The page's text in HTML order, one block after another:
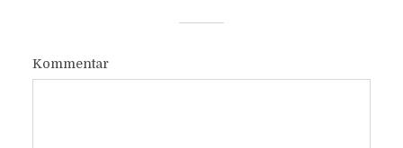
Kommentar